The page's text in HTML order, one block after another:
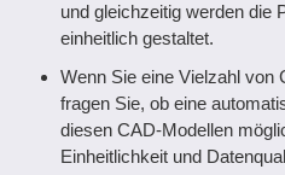
und gleichzeitig werden die
einheitlich gestaltet.
Wenn Sie eine Vielzahl von
fragen Sie, ob eine
diesen CAD-Modellen
Einheitlichkeit und